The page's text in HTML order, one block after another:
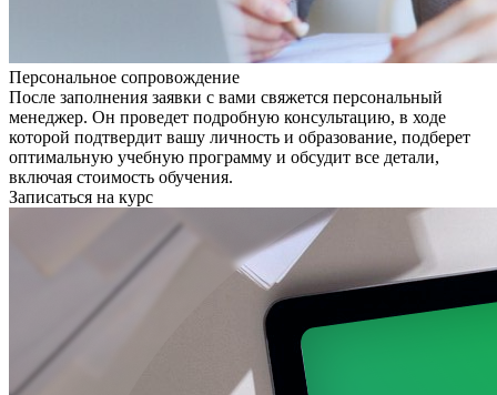
Персональное сопровождение
После заполнения заявки с вами свяжется персональный
менеджер. Он проведет подробную консультацию, в ходе
которой подтвердит вашу личность и образование, подберет
оптимальную учебную программу и обсудит все детали,
включая стоимость обучения.
Записаться на курс